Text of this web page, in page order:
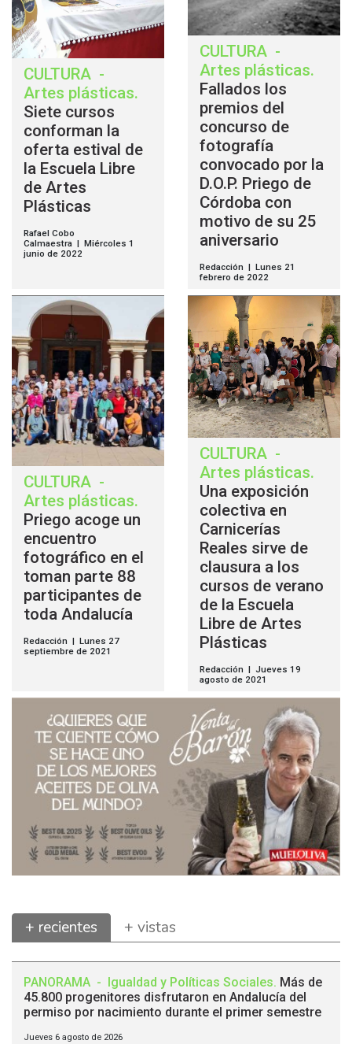
CULTURA -
Artes plásticas.
Siete cursos
conforman la
oferta estival de
la Escuela Libre
de Artes
Plásticas
Rafael Cobo
Calmaestra | Miércoles 1
junio de 2022
CULTURA -
Artes plásticas.
Fallados los
premios del
concurso de
fotografía
convocado por la
D.O.P. Priego de
Córdoba con
motivo de su 25
aniversario
Redacción | Lunes 21
febrero de 2022
CULTURA -
Artes plásticas.
Priego acoge un
encuentro
fotográfico en el
toman parte 88
participantes de
toda Andalucía
Redacción | Lunes 27
septiembre de 2021
CULTURA -
Artes plásticas.
Una exposición
colectiva en
Carnicerías
Reales sirve de
clausura a los
cursos de verano
de la Escuela
Libre de Artes
Plásticas
Redacción | Jueves 19
agosto de 2021
+ recientes + vistas
PANORAMA - Igualdad y Políticas Sociales. Más de
45.800 progenitores disfrutaron en Andalucía del
permiso por nacimiento durante el primer semestre
Jueves 6 agosto de 2026